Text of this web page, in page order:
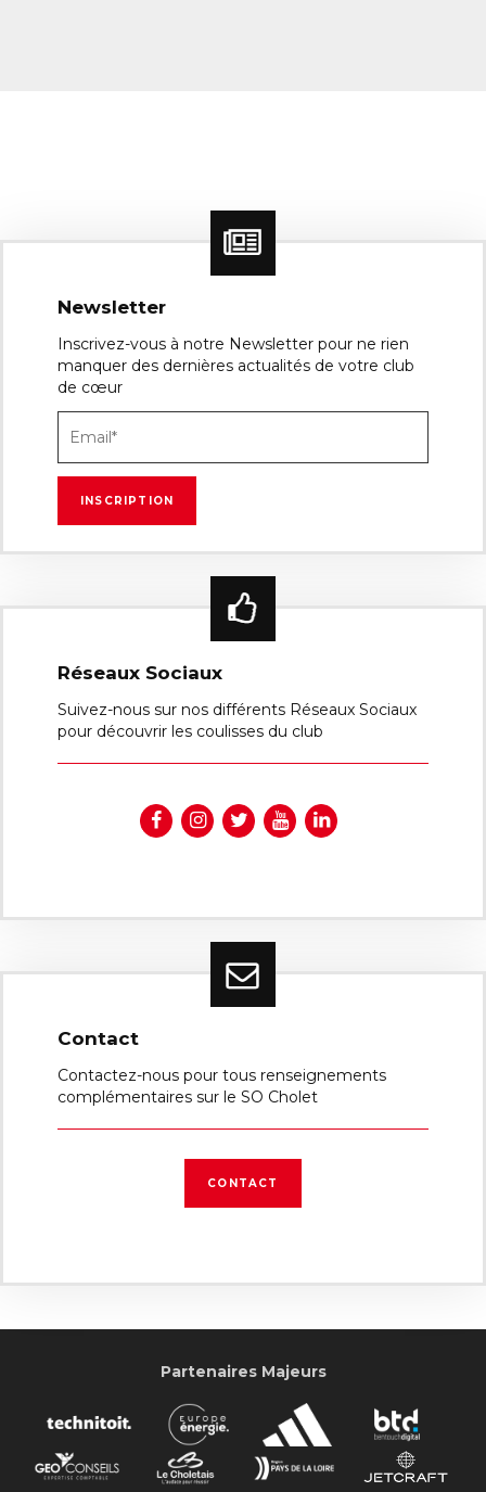
Newsletter
Inscrivez-vous à notre Newsletter pour ne rien
manquer des dernières actualités de votre club
de cœur
Réseaux Sociaux
Suivez-nous sur nos différents Réseaux Sociaux
pour découvrir les coulisses du club
Contact
Contactez-nous pour tous renseignements
complémentaires sur le SO Cholet
CONTACT
Partenaires Majeurs